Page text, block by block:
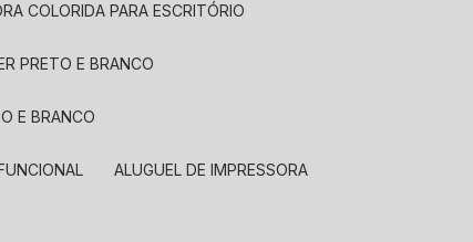
COLORIDA PARA ESCRITÓRIO
PRETO E BRANCO
E BRANCO
ALUGUEL DE IMPRESSORA